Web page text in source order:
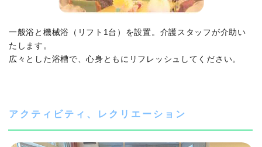
一般浴と機械浴（リフト1台）を設置。介護スタッフが介助い
たします。
広々とした浴槽で、心身ともにリフレッシュしてください。
アクティビティ、レクリエーション